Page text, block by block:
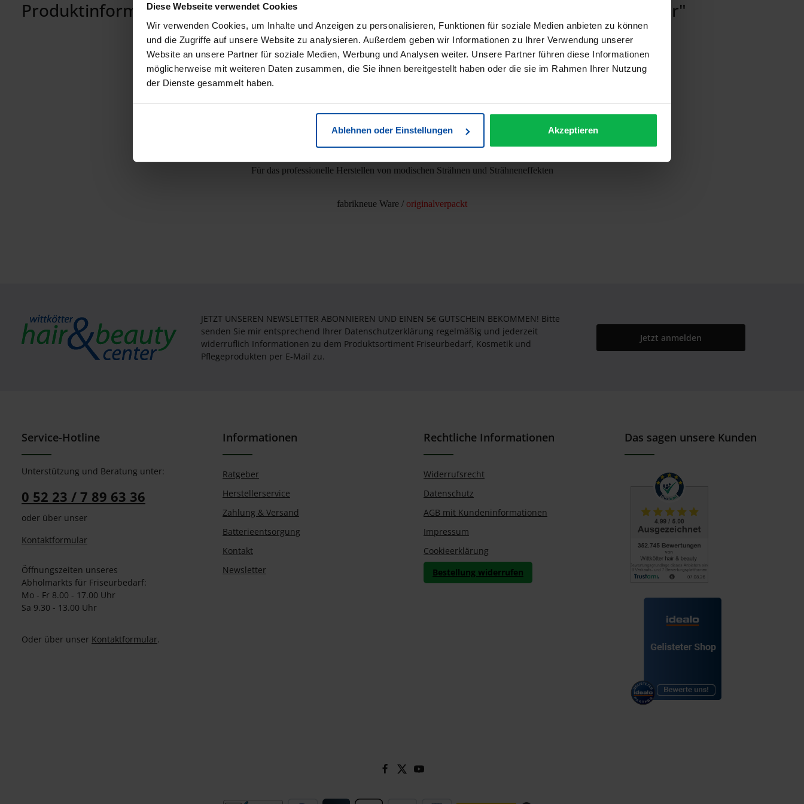
Diese Webseite verwendet Cookies
Wir verwenden Cookies, um Inhalte und Anzeigen zu personalisieren, Funktionen für soziale Medien anbieten zu können
und die Zugriffe auf unsere Website zu analysieren. Außerdem geben wir Informationen zu Ihrer Verwendung unserer
Website an unsere Partner für soziale Medien, Werbung und Analysen weiter. Unsere Partner führen diese Informationen
möglicherweise mit weiteren Daten zusammen, die Sie ihnen bereitgestellt haben oder die sie im Rahmen Ihrer Nutzung
der Dienste gesammelt haben.
Ablehnen oder Einstellungen Akzeptieren
Produktinformationen "Strähnenhaube / Strähnchenhaube blau wiederverwendbar"
Strähnenhaube / Strähnchenhaube blau
vorgelocht
verstärkte Oberfläche, dadurch besonders reißfest.
Für das professionelle Herstellen von modischen Strähnen und Strähneneffekten
fabrikneue Ware / originalverpackt
JETZT UNSEREN NEWSLETTER ABONNIEREN UND EINEN 5€ GUTSCHEIN BEKOMMEN! Bitte
senden Sie mir entsprechend Ihrer Datenschutzerklärung regelmäßig und jederzeit
widerruflich Informationen zu dem Produktsortiment Friseurbedarf, Kosmetik und
Pflegeprodukten per E-Mail zu.
Jetzt anmelden
Service-Hotline
Unterstützung und Beratung unter:
0 52 23 / 7 89 63 36
oder über unser
Kontaktformular
Öffnungszeiten unseres
Abholmarkts für Friseurbedarf:
Mo - Fr 8.00 - 17.00 Uhr
Sa 9.30 - 13.00 Uhr
Oder über unser Kontaktformular.
Informationen
Ratgeber
Herstellerservice
Zahlung & Versand
Batterieentsorgung
Kontakt
Newsletter
Rechtliche Informationen
Widerrufsrecht
Datenschutz
AGB mit Kundeninformationen
Impressum
Cookieerklärung
Bestellung widerrufen
Das sagen unsere Kunden